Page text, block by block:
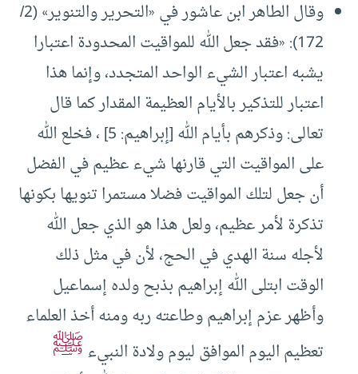
وقال الطاهر ابن عاشور في «التحرير والتنوير» (2/
172): «فقد جعل الله للمواقيت المحدودة اعتبارا
يشبه اعتبار الشيء الواحد المتجدد، وإنما هذا
اعتبار للتذكير بالأيام العظيمة المقدار كما قال
تعالى: ‌وذكرهم ‌بأيام ‌الله [إبراهيم: 5] ، فخلع الله
على المواقيت التي قارنها شيء عظيم في الفضل
أن جعل لتلك المواقيت فضلا مستمرا تنويها بكونها
تذكرة لأمر عظيم، ولعل هذا هو الذي جعل الله
لأجله سنة الهدي في الحج، لأن في مثل ذلك
الوقت ابتلى الله إبراهيم بذبح ولده إسماعيل
وأظهر عزم إبراهيم وطاعته ربه ومنه أخذ العلماء
تعظيم اليوم الموافق ليوم ولادة النبيءﷺ